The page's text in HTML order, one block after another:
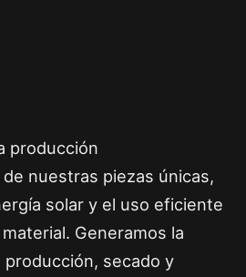
producción
nuestras piezas únicas,
solar y el uso eficiente
Generamos la
producción, secado y